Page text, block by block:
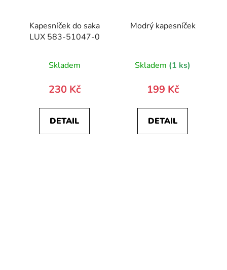
Kapesníček do saka
LUX 583-51047-0
Skladem
230 Kč
DETAIL
Modrý kapesníček
Skladem (1 ks)
199 Kč
DETAIL